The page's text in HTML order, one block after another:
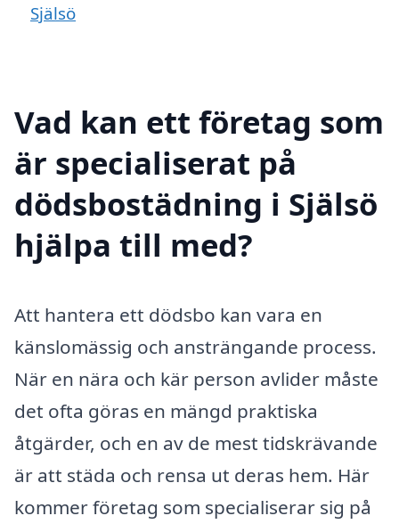
Själsö
Vad kan ett företag som
är specialiserat på
dödsbostädning i Själsö
hjälpa till med?
Att hantera ett dödsbo kan vara en
känslomässig och ansträngande process.
När en nära och kär person avlider måste
det ofta göras en mängd praktiska
åtgärder, och en av de mest tidskrävande
är att städa och rensa ut deras hem. Här
kommer företag som specialiserar sig på